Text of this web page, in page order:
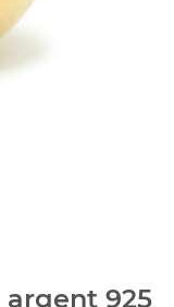
925